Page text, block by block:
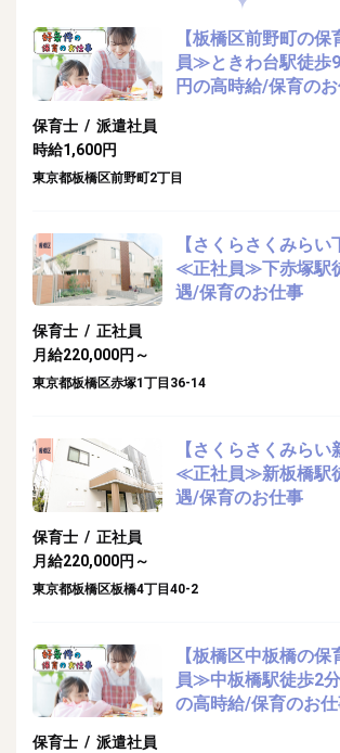
【板橋区前野町の
員≫ときわ台駅徒
円の高時給/保育の
保育士 / 派遣社員
時給1,600円
東京都板橋区前野町2丁目
【さくらさくみらい
≪正社員≫下赤塚駅
遇/保育のお仕事
保育士 / 正社員
月給220,000円～
東京都板橋区赤塚1丁目36-14
【さくらさくみらい
≪正社員≫新板橋駅
遇/保育のお仕事
保育士 / 正社員
月給220,000円～
東京都板橋区板橋4丁目40-2
【板橋区中板橋の
員≫中板橋駅徒歩2
の高時給/保育のお
保育士 / 派遣社員